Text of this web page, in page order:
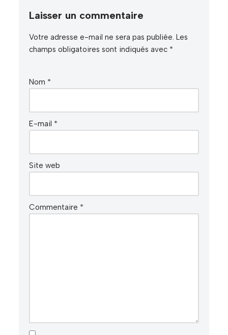
Laisser un commentaire
Votre adresse e-mail ne sera pas publiée. Les
champs obligatoires sont indiqués avec *
Nom *
E-mail *
Site web
Commentaire *